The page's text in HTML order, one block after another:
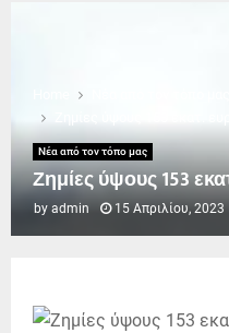
Νέα από τον τόπο μας
Ζημίες ύψους 153
by admin 15 Απριλίου, 2023